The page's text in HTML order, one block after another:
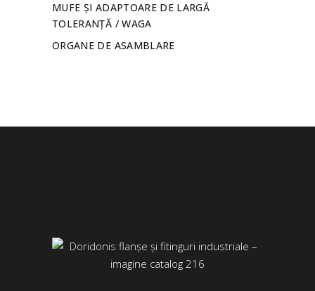
MUFE ȘI ADAPTOARE DE LARGĂ
TOLERANȚĂ / WAGA
ORGANE DE ASAMBLARE